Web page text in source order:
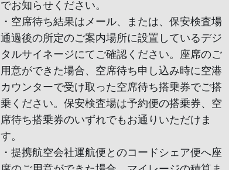
でお知らせください。
・空席待ち結果はメール、または、保安検査場
通過後の所定のご案内場所に設置しているデジ
タルサイネージにてご確認ください。座席のご
用意ができた場合、空席待ち申し込み時に空港
カウンターで受け取った空席待ち搭乗券でご搭
乗ください。保安検査場は予約便の搭乗券、空
席待ち搭乗券のいずれでもお通りいただけま
す。
・提携航空会社運航便とのコードシェア便へ座